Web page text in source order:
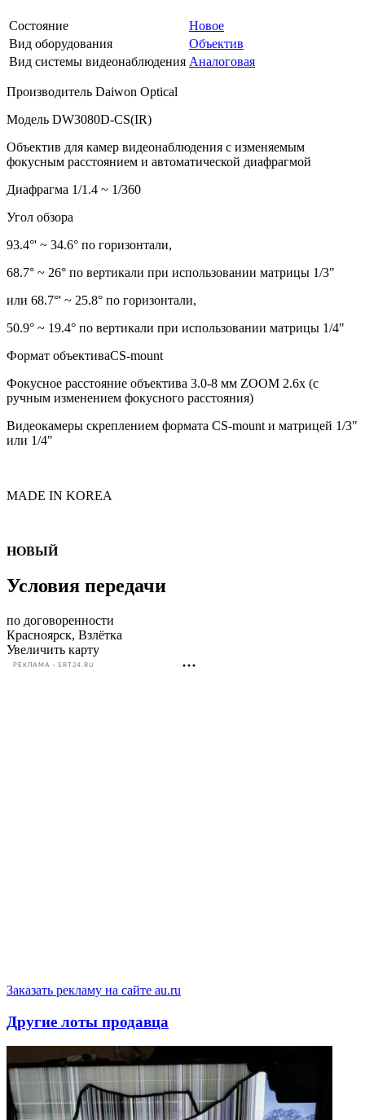
Состояние
Новое
Вид оборудования
Объектив
Вид системы видеонаблюдения Аналоговая
Производитель Daiwon Optical
Модель DW3080D-CS(IR)
Объектив для камер видеонаблюдения с изменяемым
фокусным расстоянием и автоматической диафрагмой
Диафрагма 1/1.4 ~ 1/360
Угол обзора
93.4°' ~ 34.6° по горизонтали,
68.7° ~ 26° по вертикали при использовании матрицы 1/3"
или 68.7°' ~ 25.8° по горизонтали,
50.9° ~ 19.4° по вертикали при использовании матрицы 1/4"
Формат объективаCS-mount
Фокусное расстояние объектива 3.0-8 мм ZOOM 2.6x (c
ручным изменением фокусного расстояния)
Видеокамеры скреплением формата CS-mount и матрицей 1/3"
или 1/4"
MADE IN KOREA
НОВЫЙ
Условия передачи
по договоренности
Красноярск, Взлётка
Увеличить карту
РЕКЛАМА • SRT24.RU
Заказать рекламу на сайте au.ru
Другие лоты продавца